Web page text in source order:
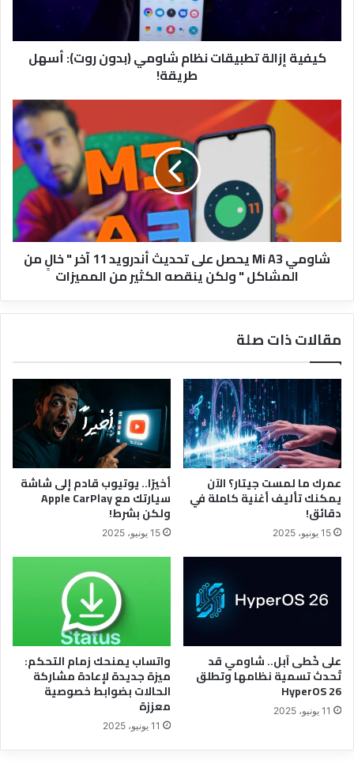
طريقة!
كيفية إزالة تطبيقات نظام شاومي (بدون روت): أسهل
طريقة!
A3
أندرويد
آخر
ولكن
من
المميزات
شاومي Mi A3 يحصل على تحديث أندرويد 11 آخر " خالٍ من
المشاكل " ولكن ينقصه الكثير من المميزات
مقالات ذات صلة
عمرك ما لمست جيتار؟ الآن
يمكنك تأليف أغنية كاملة في
دقائق!
15 يونيو، 2025
أخيرًا.. يوتيوب قادم إلى شاشة
سيارتك مع Apple CarPlay
ولكن بشرط!
15 يونيو، 2025
على خُطى آبل.. شاومي قد
تُحدث تسمية نظامها وتطلق
HyperOS 26
11 يونيو، 2025
واتساب يمنحك زمام التحكم:
ميزة جديدة لإعادة مشاركة
الحالات بضوابط خصوصية
معززة
11 يونيو، 2025